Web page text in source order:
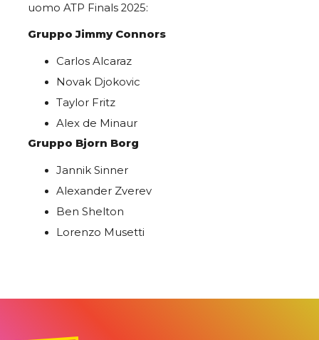
uomo ATP Finals 2025:
Gruppo Jimmy Connors
Carlos Alcaraz
Novak Djokovic
Taylor Fritz
Alex de Minaur
Gruppo Bjorn Borg
Jannik Sinner
Alexander Zverev
Ben Shelton
Lorenzo Musetti